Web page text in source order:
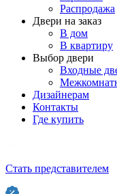
Распродажа
Двери на заказ
В дом
В квартиру
Выбор двери
Входные
Дизайнерам
Контакты
Где купить
Стать представителем